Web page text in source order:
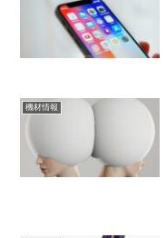
機材情報